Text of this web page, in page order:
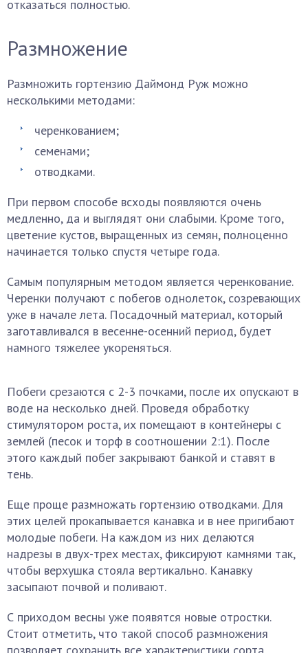
отказаться полностью.
Размножение
Размножить гортензию Даймонд Руж можно
несколькими методами:
черенкованием;
семенами;
отводками.
При первом способе всходы появляются очень
медленно, да и выглядят они слабыми. Кроме того,
цветение кустов, выращенных из семян, полноценно
начинается только спустя четыре года.
Самым популярным методом является черенкование.
Черенки получают с побегов однолеток, созревающих
уже в начале лета. Посадочный материал, который
заготавливался в весенне-осенний период, будет
намного тяжелее укореняться.
Побеги срезаются с 2-3 почками, после их опускают в
воде на несколько дней. Проведя обработку
стимулятором роста, их помещают в контейнеры с
землей (песок и торф в соотношении 2:1). После
этого каждый побег закрывают банкой и ставят в
тень.
Еще проще размножать гортензию отводками. Для
этих целей прокапывается канавка и в нее пригибают
молодые побеги. На каждом из них делаются
надрезы в двух-трех местах, фиксируют камнями так,
чтобы верхушка стояла вертикально. Канавку
засыпают почвой и поливают.
С приходом весны уже появятся новые отростки.
Стоит отметить, что такой способ размножения